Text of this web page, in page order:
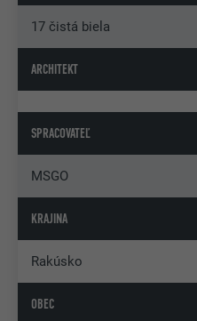
17 čistá biela
ARCHITEKT
SPRACOVATEĽ
MSGO
KRAJINA
Rakúsko
OBEC